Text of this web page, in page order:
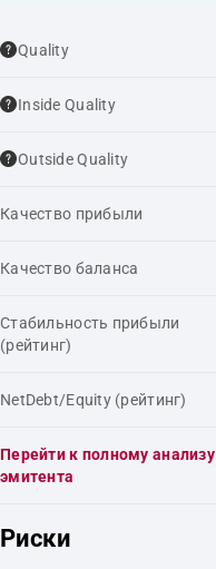
Quality
Inside Quality
Outside Quality
Качество прибыли
Качество баланса
Стабильность прибыли
(рейтинг)
NetDebt/Equity (рейтинг)
Перейти к полному анализу
эмитента
Риски